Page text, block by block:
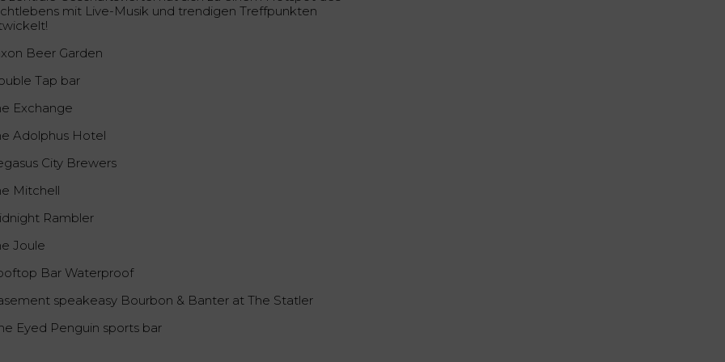
mit Live-Musik und trendigen Treffpunkten
Beer Garden
Tap bar
Exchange
Adolphus Hotel
City Brewers
Mitchell
Rambler
Joule
Bar Waterproof
speakeasy Bourbon & Banter at The Statler
Eyed Penguin sports bar